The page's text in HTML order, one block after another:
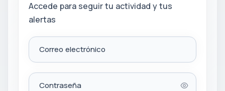
Accede para seguir tu actividad y tus
alertas
Correo electrónico
Contraseña